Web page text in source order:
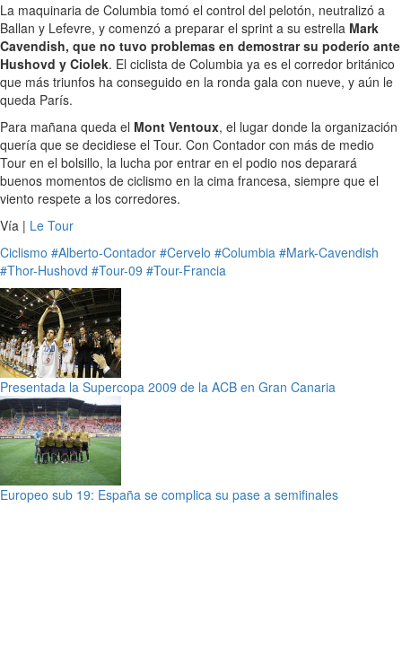
La maquinaria de Columbia tomó el control del pelotón, neutralizó a
Ballan y Lefevre, y comenzó a preparar el sprint a su estrella Mark
Cavendish, que no tuvo problemas en demostrar su poderío ante
Hushovd y Ciolek. El ciclista de Columbia ya es el corredor británico
que más triunfos ha conseguido en la ronda gala con nueve, y aún le
queda París.
Para mañana queda el Mont Ventoux, el lugar donde la organización
quería que se decidiese el Tour. Con Contador con más de medio
Tour en el bolsillo, la lucha por entrar en el podio nos deparará
buenos momentos de ciclismo en la cima francesa, siempre que el
viento respete a los corredores.
Vía | Le Tour
Ciclismo #Alberto-Contador #Cervelo #Columbia #Mark-Cavendish
#Thor-Hushovd #Tour-09 #Tour-Francia
Presentada la Supercopa 2009 de la ACB en Gran Canaria
Europeo sub 19: España se complica su pase a semifinales